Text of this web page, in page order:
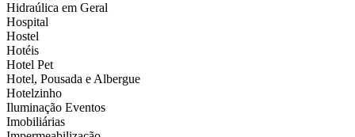
Hidraúlica em Geral
Hospital
Hostel
Hotéis
Hotel Pet
Hotel, Pousada e Albergue
Hotelzinho
Iluminação Eventos
Imobiliárias